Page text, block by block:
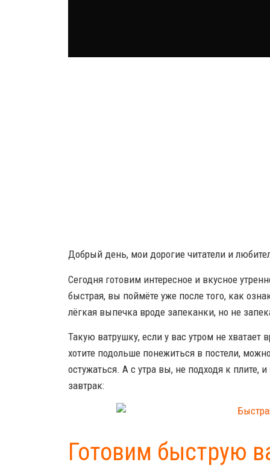
Добрый день, мои дорогие читатели и
Сегодня готовим интересное и вкусное
быстрая, вы поймёте уже после того, как
лёгкая выпечка вроде запеканки, но не
Такую ватрушку, если у вас утром не хватает
хотите подольше понежиться в постели,
остужаться. А с утра вы, не подходя к плите,
завтрак:
Готовим быструю